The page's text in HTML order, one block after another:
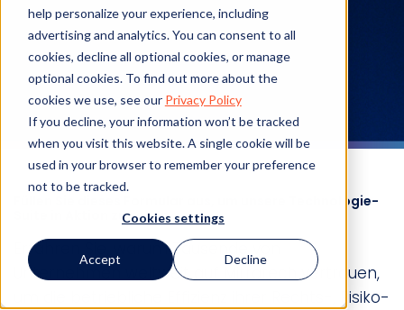
help personalize your experience, including
advertising and analytics. You can consent to all
cookies, decline all optional cookies, or manage
optional cookies. To find out more about the
cookies we use, see our Privacy Policy
If you decline, your information won’t be tracked
when you visit this website. A single cookie will be
used in your browser to remember your preference
not to be tracked.
Cookies settings
Accept Decline
Demo
anfordern
Füllen Sie dieses Formular aus, um unsere Technologie-
Suite in Aktion zu sehen.
Erfahren Sie, warum Tausende von
Unternehmen weltweit auf Mitratech vertrauen,
um die betriebliche Effizienz ihrer Rechts-, Risiko-